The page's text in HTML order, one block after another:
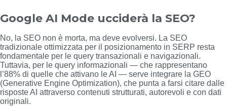
Google AI Mode ucciderà la SEO?
No, la SEO non è morta, ma deve evolversi. La SEO
tradizionale ottimizzata per il posizionamento in SERP resta
fondamentale per le query transazionali e navigazionali.
Tuttavia, per le query informazionali — che rappresentano
l’88% di quelle che attivano le AI — serve integrare la GEO
(Generative Engine Optimization), che punta a farsi citare dalle
risposte AI attraverso contenuti strutturati, autorevoli e con dati
originali.